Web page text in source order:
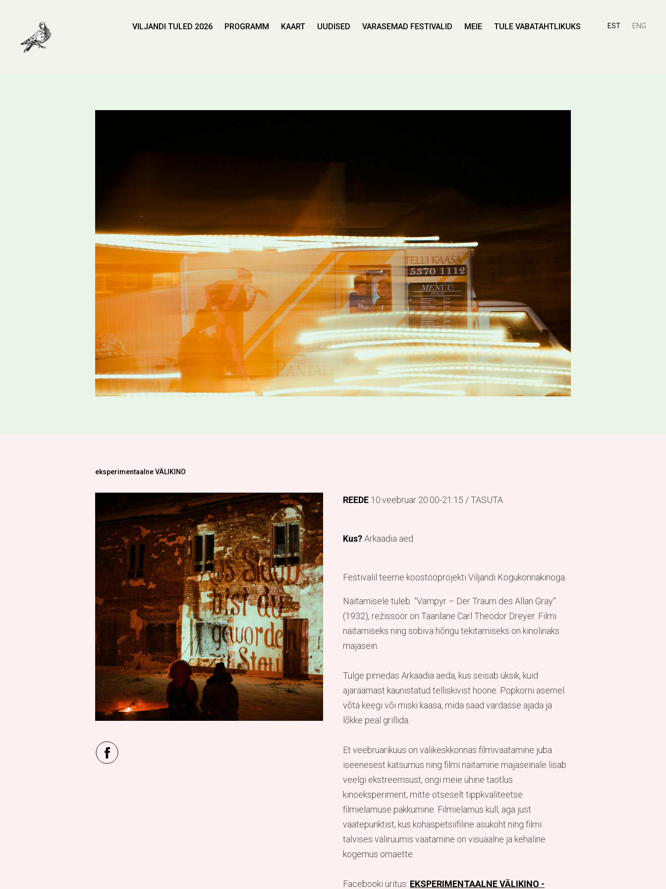
VILJANDI TULED 2026 PROGRAMM KAART UUDISED VARASEMAD FESTIVALID MEIE TULE VABATAHTLIKUKS EST ENG
eksperimentaalne VÄLIKINO
REEDE 10.veebruar 20:00-21:15 / TASUTA
Kus?Arkaadia aed
Festivalil teeme koostööprojekti Viljandi Kogukonnakinoga.
Näitamisele tuleb “Vampyr – Der Traum des Allan Gray”
(1932), režissöör on Taanlane Carl Theodor Dreyer. Filmi
näitamiseks ning sobiva hõngu tekitamiseks on kinolinaks
majasein.
Tulge pimedas Arkaadia aeda, kus seisab üksik, kuid
ajaräämast kaunistatud telliskivist hoone. Popkorni asemel
võta keegi või miski kaasa, mida saad vardasse ajada ja
lõkke peal grillida.
Et veebruarikuus on välikeskkonnas filmivaatamine juba
iseenesest katsumus ning filmi näitamine majaseinale lisab
veelgi ekstreemsust, ongi meie ühine taotlus
kinoeksperiment, mitte otseselt tippkvaliteetse
filmielamuse pakkumine. Filmielamus küll, aga just
vaatepunktist, kus kohaspetsiifiline asukoht ning filmi
talvises väliruumis vaatamine on visuaalne ja kehaline
kogemus omaette.
Facebooki üritus: EKSPERIMENTAALNE VÄLIKINO -